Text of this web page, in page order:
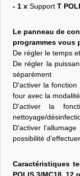
- 1 xSupport T
Le panneau de
programmes vous
De régler le temps
De régler la
séparément
D'activer la
four avec la
D'activer la
nettoyage/
D'activer
possibilité
Caractéristiques